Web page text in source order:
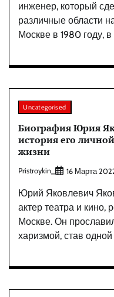
инженер, который
различные области
Москве в 1980 году,
Uncategorised
Биография Юрия
история его
жизни
Pristroykin_ 16 Марта
Юрий Яковлевич
актер театра и кино,
Москве. Он
харизмой, став